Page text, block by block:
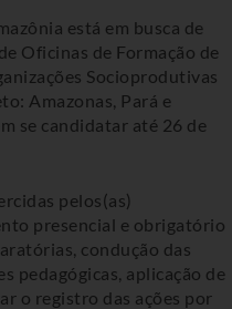
está em busca de
Oficinas de Formação de
Socioprodutivas
Amazonas, Pará e
se candidatar até 26 de
pelos(as)
presencial e obrigatório
condução das
pedagógicas, aplicação de
o registro das ações por